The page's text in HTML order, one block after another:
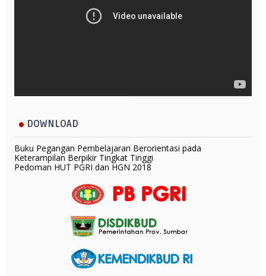
DOWNLOAD
Buku Pegangan Pembelajaran Berorientasi pada
Keterampilan Berpikir Tingkat Tinggi
Pedoman HUT PGRI dan HGN 2018